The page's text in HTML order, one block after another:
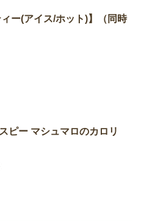
ー(アイス/ホット)】（同時
ピー マシュマロのカロリ